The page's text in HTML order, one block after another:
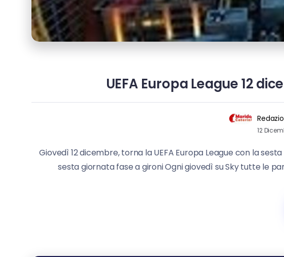
UEFA Europa League 12
12
Giovedì 12 dicembre, torna la UEFA Europa League con la
sesta giornata fase a gironi Ogni giovedì su Sky tutte le